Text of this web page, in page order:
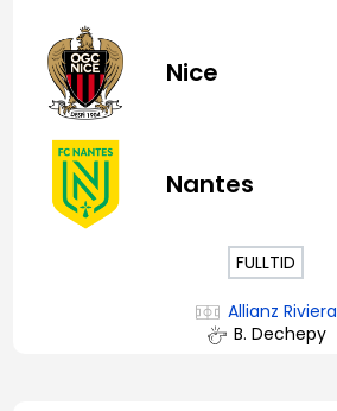
Bundesliga
Serie A
Ligue 1
Nice
Nantes
FULLTID
Allianz Riviera
B. Dechepy